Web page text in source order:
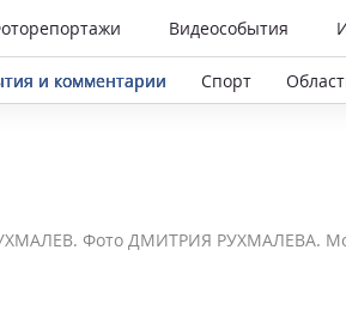
Видеособытия
и комментарии Спорт
Фото ДМИТРИЯ РУХМАЛЕВА.